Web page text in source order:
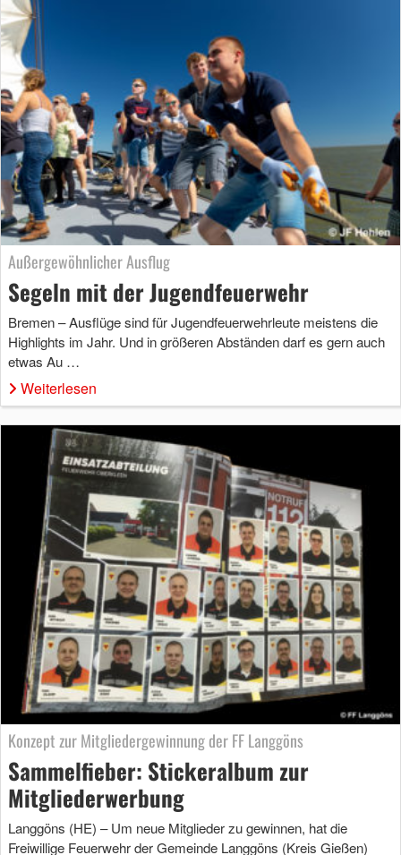
Außergewöhnlicher Ausflug
Segeln mit der Jugendfeuerwehr
Bremen – Ausflüge sind für Jugendfeuerwehrleute meistens die
Highlights im Jahr. Und in größeren Abständen darf es gern auch
etwas Au …
Weiterlesen
Konzept zur Mitgliedergewinnung der FF Langgöns
Sammelfieber: Stickeralbum zur
Mitgliederwerbung
Langgöns (HE) – Um neue Mitglieder zu gewinnen, hat die
Freiwillige Feuerwehr der Gemeinde Langgöns (Kreis Gießen)